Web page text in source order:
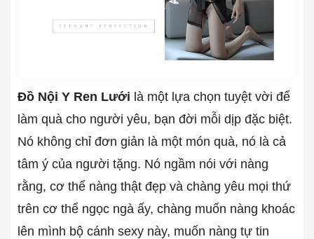
Đồ Nội Y Ren Lưới là một lựa chọn tuyệt vời để
làm quà cho người yêu, bạn đời mỗi dịp đặc biệt.
Nó không chỉ đơn giản là một món quà, nó là cả
tâm ý của người tặng. Nó ngầm nói với nàng
rằng, cơ thể nàng thật đẹp và chàng yêu mọi thứ
trên cơ thể ngọc ngà ấy, chàng muốn nàng khoác
lên mình bộ cánh sexy này, muốn nàng tự tin